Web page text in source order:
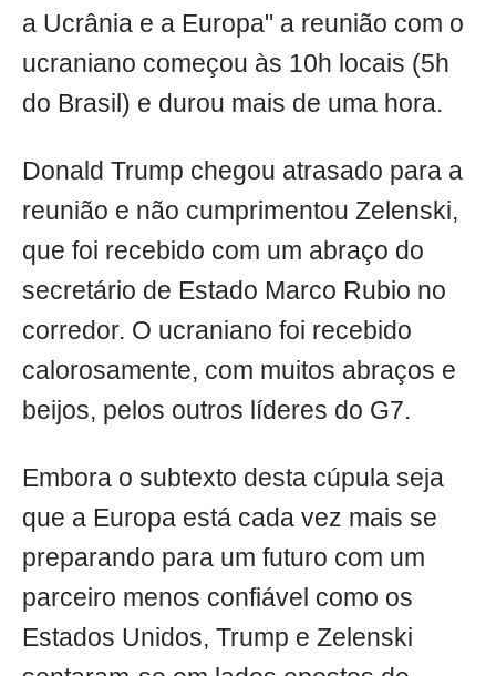
a Ucrânia e a Europa" a reunião com o
ucraniano começou às 10h locais (5h
do Brasil) e durou mais de uma hora.
Donald Trump chegou atrasado para a
reunião e não cumprimentou Zelenski,
que foi recebido com um abraço do
secretário de Estado Marco Rubio no
corredor. O ucraniano foi recebido
calorosamente, com muitos abraços e
beijos, pelos outros líderes do G7.
Embora o subtexto desta cúpula seja
que a Europa está cada vez mais se
preparando para um futuro com um
parceiro menos confiável como os
Estados Unidos, Trump e Zelenski